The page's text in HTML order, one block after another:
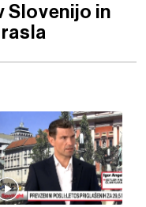
Slovenijo in